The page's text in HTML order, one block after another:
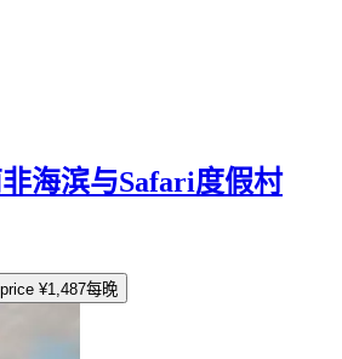
海滨与Safari度假村
¥1,487每晚